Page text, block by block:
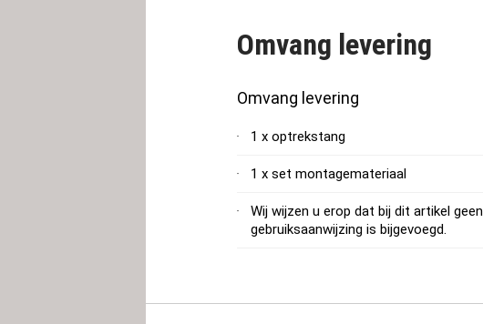
Omvang levering
Omvang levering
1 x optrekstang
1 x set montagemateriaal
Wij wijzen u erop dat bij dit artikel geen
gebruiksaanwijzing is bijgevoegd.